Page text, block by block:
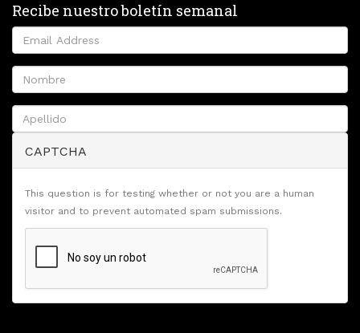
Recibe nuestro boletín semanal
CAPTCHA
This question is for testing whether or not you are a human
visitor and to prevent automated spam submissions.